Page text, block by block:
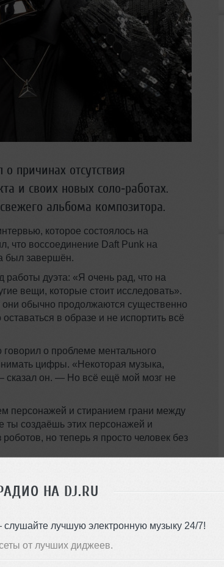
НА DJ.RU
лучшую электронную музыку 24/7!
от лучших диджеев.
причинах отсутствия
и своих новых соло‑работах.
альбома композитора.
которое состоялось на
что воссоединение Daft Punk на
был завершён.
работы дуэта: «Я очень рад, что на
вещи, которые стоит исследовать».
они обычно продолжаются существенно
в образе и не испортить всё
о проблеме ментального
цифры. «Некоторая музыка,
сказал он. — Но всё ещё мой мозг не
персонажей и стиранием грани между
ты создаёшь этих персонажей и
но теперь я просто человек без
композитора Iannis Xenakis и
Премьера балета состоялась в
номера и отражает интерес
подробно обсуждал творческий подход